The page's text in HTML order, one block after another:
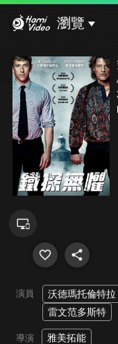
瀏覽
演員 沃德瑪托倫特拉
雷文范多斯特
導演 雅美拓能